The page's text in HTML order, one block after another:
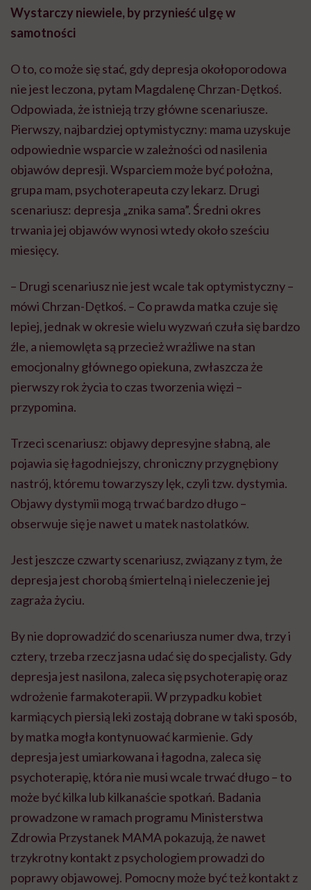
Wystarczy niewiele, by przynieść ulgę w
samotności
O to, co może się stać, gdy depresja okołoporodowa
nie jest leczona, pytam Magdalenę Chrzan-Dętkoś.
Odpowiada, że istnieją trzy główne scenariusze.
Pierwszy, najbardziej optymistyczny: mama uzyskuje
odpowiednie wsparcie w zależności od nasilenia
objawów depresji. Wsparciem może być położna,
grupa mam, psychoterapeuta czy lekarz. Drugi
scenariusz: depresja „znika sama”. Średni okres
trwania jej objawów wynosi wtedy około sześciu
miesięcy.
– Drugi scenariusz nie jest wcale tak optymistyczny –
mówi Chrzan-Dętkoś. – Co prawda matka czuje się
lepiej, jednak w okresie wielu wyzwań czuła się bardzo
źle, a niemowlęta są przecież wrażliwe na stan
emocjonalny głównego opiekuna, zwłaszcza że
pierwszy rok życia to czas tworzenia więzi –
przypomina.
Trzeci scenariusz: objawy depresyjne słabną, ale
pojawia się łagodniejszy, chroniczny przygnębiony
nastrój, któremu towarzyszy lęk, czyli tzw. dystymia.
Objawy dystymii mogą trwać bardzo długo –
obserwuje się je nawet u matek nastolatków.
Jest jeszcze czwarty scenariusz, związany z tym, że
depresja jest chorobą śmiertelną i nieleczenie jej
zagraża życiu.
By nie doprowadzić do scenariusza numer dwa, trzy i
cztery, trzeba rzecz jasna udać się do specjalisty. Gdy
depresja jest nasilona, zaleca się psychoterapię oraz
wdrożenie farmakoterapii. W przypadku kobiet
karmiących piersią leki zostają dobrane w taki sposób,
by matka mogła kontynuować karmienie. Gdy
depresja jest umiarkowana i łagodna, zaleca się
psychoterapię, która nie musi wcale trwać długo – to
może być kilka lub kilkanaście spotkań. Badania
prowadzone w ramach programu Ministerstwa
Zdrowia Przystanek MAMA pokazują, że nawet
trzykrotny kontakt z psychologiem prowadzi do
poprawy objawowej. Pomocny może być też kontakt z